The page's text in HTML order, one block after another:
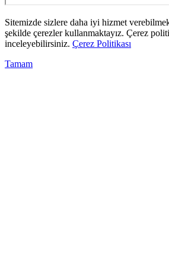
Sitemizde sizlere daha iyi hizmet
şekilde çerezler kullanmaktayız. Çerez
inceleyebilirsiniz. Çerez Politikası
Tamam